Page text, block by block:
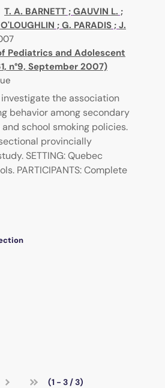
T. A. BARNETT ; GAUVIN L. ;
; G. PARADIS ; J.
Pediatrics and Adolescent
n°9, September 2007)
investigate the association
behavior among secondary
school smoking policies.
provincially
SETTING: Quebec
PARTICIPANTS: Complete
(1 - 3 / 3)